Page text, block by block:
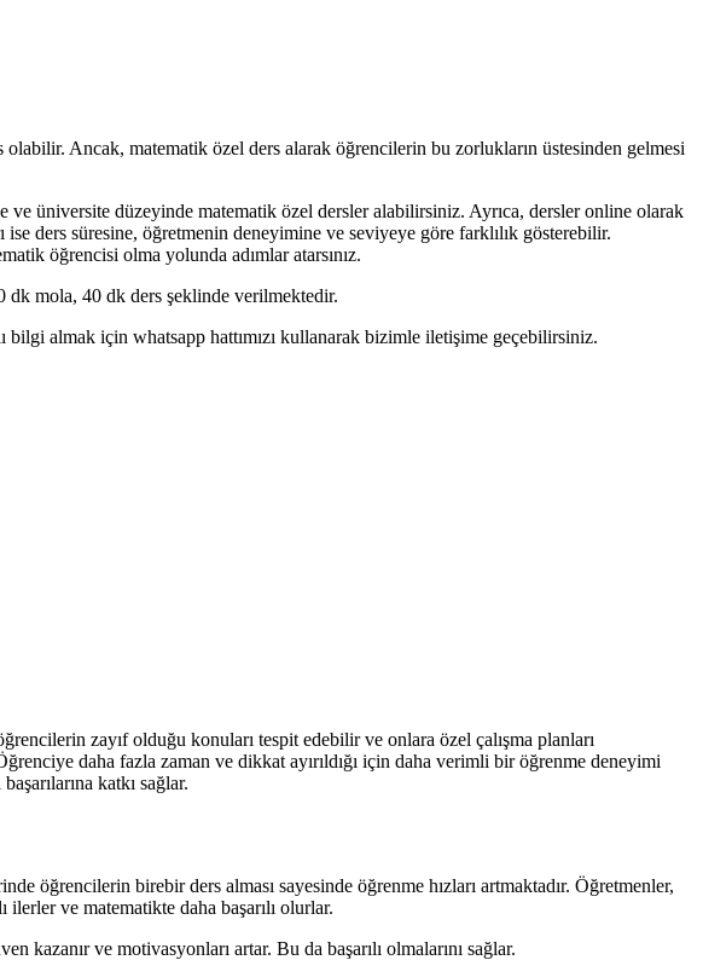
Ancak, matematik özel ders alarak öğrencilerin bu zorlukların üstesinden gelmesi
üniversite düzeyinde matematik özel dersler alabilirsiniz. Ayrıca, dersler online olarak
ders süresine, öğretmenin deneyimine ve seviyeye göre farklılık gösterebilir.
öğrencisi olma yolunda adımlar atarsınız.
dk mola, 40 dk ders şeklinde verilmektedir.
almak için whatsapp hattımızı kullanarak bizimle iletişime geçebilirsiniz.
zayıf olduğu konuları tespit edebilir ve onlara özel çalışma planları
daha fazla zaman ve dikkat ayırıldığı için daha verimli bir öğrenme deneyimi
katkı sağlar.
öğrencilerin birebir ders alması sayesinde öğrenme hızları artmaktadır. Öğretmenler,
ve matematikte daha başarılı olurlar.
kazanır ve motivasyonları artar. Bu da başarılı olmalarını sağlar.